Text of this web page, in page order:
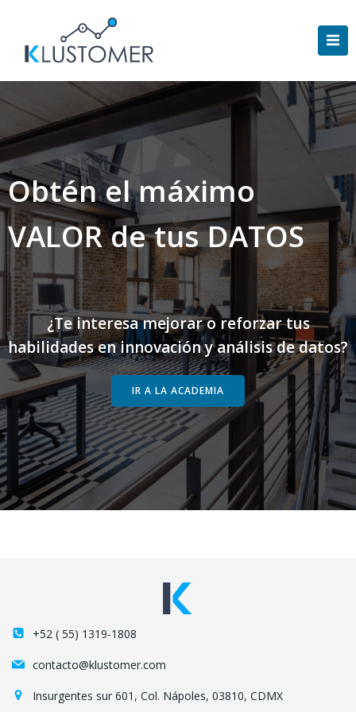
Obtén el máximo
VALOR de tus DATOS
¿Te interesa mejorar o reforzar tus
habilidades en innovación y análisis de datos?
IR A LA ACADEMIA
+52 ( 55) 1319-1808
contacto@klustomer.com
Insurgentes sur 601, Col. Nápoles, 03810, CDMX